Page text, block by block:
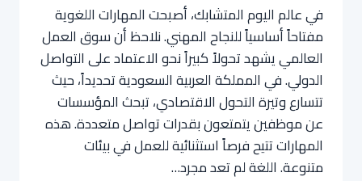
في عالم اليوم المتشابك، أصبحت المهارات اللغوية
مفتاحاً أساسياً للنجاح المهني. نلاحظ أن سوق العمل
العالمي يشهد تحولاً كبيراً نحو الاعتماد على التواصل
الدولي. في المملكة العربية السعودية تحديداً، حيث
تتسارع وتيرة التحول الاقتصادي، تبحث المؤسسات
عن موظفين يتمتعون بقدرات تواصل متعددة. هذه
المهارات تتيح فرصاً استثنائية للعمل في بيئات
متنوعة. اللغة لم تعد مجرد…